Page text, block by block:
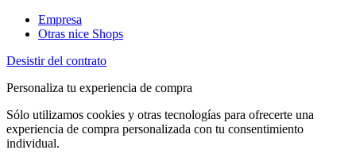
Empresa
Otras nice Shops
Desistir del contrato
Personaliza tu experiencia de compra
Sólo utilizamos cookies y otras tecnologías para ofrecerte una
experiencia de compra personalizada con tu consentimiento
individual.